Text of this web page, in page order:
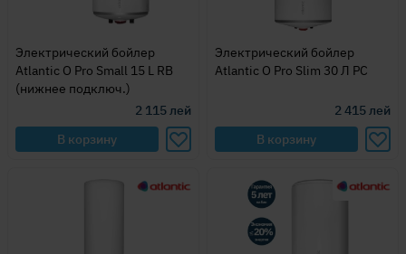
Электрический бойлер
Atlantic O Pro Small 15 L RB
(нижнее подключ.)
2 115лей
В корзину
Электрический бойлер
Atlantic O Pro Slim 30 Л PC
2 415лей
В корзину